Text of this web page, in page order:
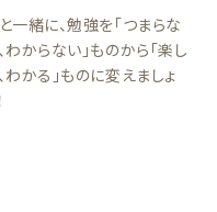
一緒に、勉強を「つまらな
わからない」ものから「楽し
わかる」ものに変えましょ